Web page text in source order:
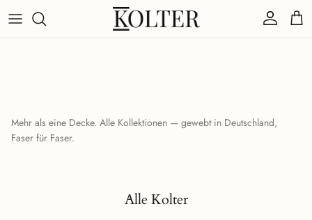
Konto
Mehr als eine Decke. Alle Kollektionen — gewebt in Deutschland,
Faser für Faser.
Alle Kolter